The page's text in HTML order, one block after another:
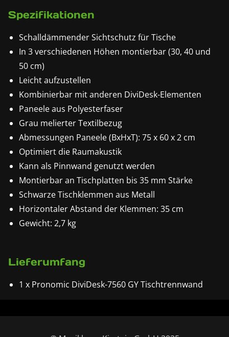
Spezifikationen
Schalldämmender Sichtschutz für Tische
In 3 verschiedenen Höhen montierbar (30, 40 und
50 cm)
Leicht aufzustellen
Kombinierbar mit anderen DiviDesk-Elementen
Paneele aus Polyesterfaser
Grau melierter Textilbezug
Abmessungen Paneele (BxHxT): 75 x 60 x 2 cm
Optimiert die Raumakustik
Kann als Pinnwand genutzt werden
Montierbar an Tischplatten bis 35 mm Stärke
Schwarze Tischklemmen aus Metall
Horizontaler Abstand der Klemmen: 35 cm
Gewicht: 2,7 kg
Lieferumfang
1 x Pronomic DiviDesk-7560 GY Tischtrennwand